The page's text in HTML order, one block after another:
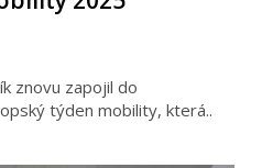
znovu zapojil do
týden mobility, která..